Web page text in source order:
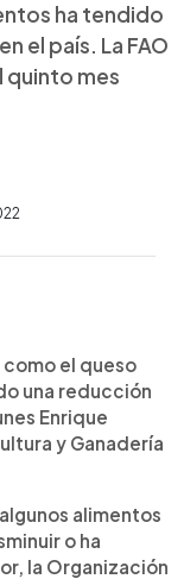
ha tendido
el país. La FAO
quinto mes
el queso
una reducción
Enrique
y Ganadería
alimentos
o ha
la Organización